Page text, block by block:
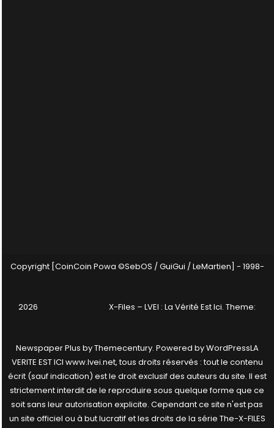
Copyright [CoinCoin Powa ©SebOS / GuiGui / LeMartien] - 1998-
2026 X-Files – LVEI : La Vérité Est Ici. Theme:
Newspaper Plus byThemecentury. Powered byWordPressLA
VERITE EST ICI www.lvei.net, tous droits réservés : tout le contenu
écrit (sauf indication) est le droit exclusif des auteurs du site. Il est
strictement interdit de le reproduire sous quelque forme que ce
soit sans leur autorisation explicite. Cependant ce site n'est pas
un site officiel ou à but lucratif et les droits de la série The-X-FILES